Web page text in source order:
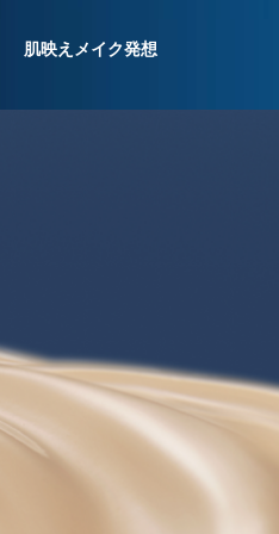
肌映えメイク発想